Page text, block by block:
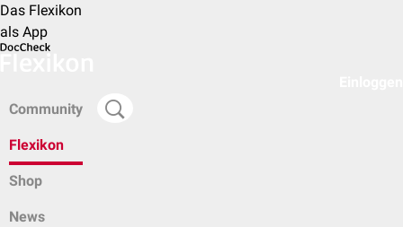
Das Flexikon
als App
Community
Flexikon
Shop
News